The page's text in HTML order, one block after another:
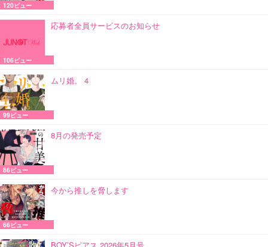
120ビュー
応募者全員サービスのお知らせ
106ビュー
ムリ婚。 4
99ビュー
8月の発売予定
86ビュー
今から推しを脅します
66ビュー